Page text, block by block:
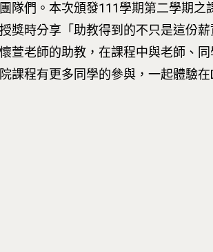
隊們。本次頒發111學期第二學期之
獎時分享「助教得到的不只是這份
萱老師的助教，在課程中與老師、
程有更多同學的參與，一起體驗在